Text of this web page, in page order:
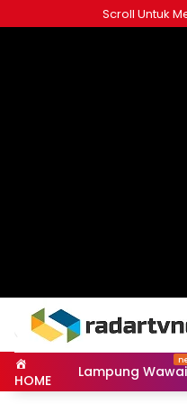
to
Scroll Untuk
HOME Lampung Wawai